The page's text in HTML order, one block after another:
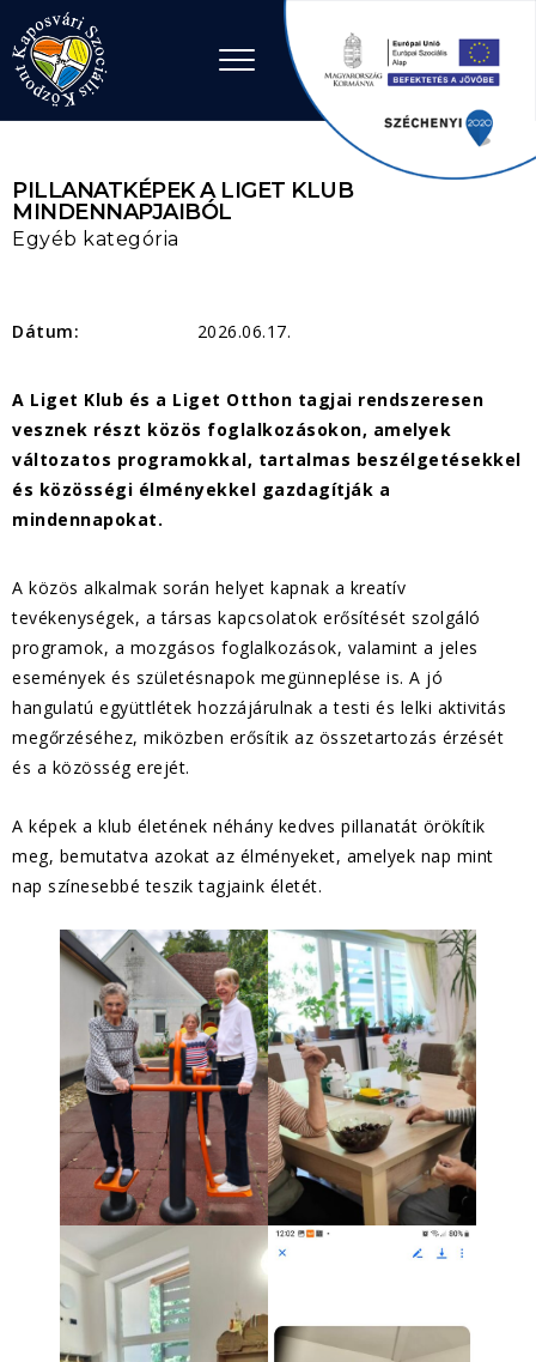
Ugrás a tartalomhoz
PILLANATKÉPEK A LIGET KLUB
MINDENNAPJAIBÓL
Egyéb kategória
Dátum: 2026.06.17.
A Liget Klub és a Liget Otthon tagjai rendszeresen
vesznek részt közös foglalkozásokon, amelyek
változatos programokkal, tartalmas beszélgetésekkel
és közösségi élményekkel gazdagítják a
mindennapokat.
A közös alkalmak során helyet kapnak a kreatív
tevékenységek, a társas kapcsolatok erősítését szolgáló
programok, a mozgásos foglalkozások, valamint a jeles
események és születésnapok megünneplése is. A jó
hangulatú együttlétek hozzájárulnak a testi és lelki aktivitás
megőrzéséhez, miközben erősítik az összetartozás érzését
és a közösség erejét.
A képek a klub életének néhány kedves pillanatát örökítik
meg, bemutatva azokat az élményeket, amelyek nap mint
nap színesebbé teszik tagjaink életét.